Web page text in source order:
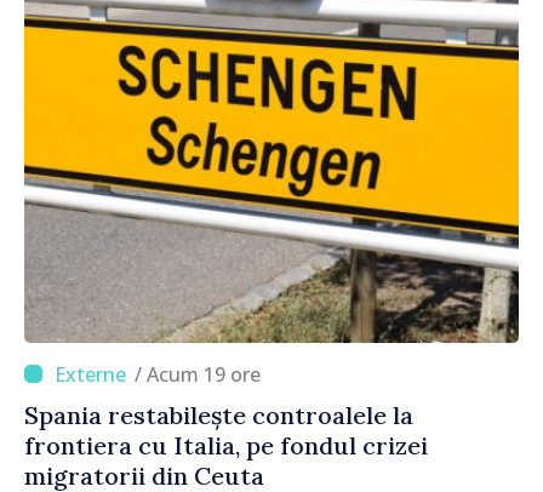
/ Acum 19 ore
Spania restabilește controalele la
frontiera cu Italia, pe fondul crizei
migratorii din Ceuta